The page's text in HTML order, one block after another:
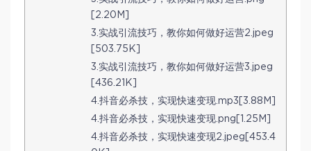
[2.20M]
3.实战引流技巧，教你如何做好运营2.jpeg
[503.75K]
3.实战引流技巧，教你如何做好运营3.jpeg
[436.21K]
4.抖音必杀技，实现快速变现.mp3[3.88M]
4.抖音必杀技，实现快速变现.png[1.25M]
4.抖音必杀技，实现快速变现2.jpeg[453.4